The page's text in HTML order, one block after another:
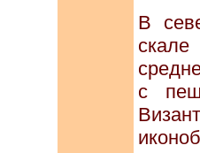
В
скале
с